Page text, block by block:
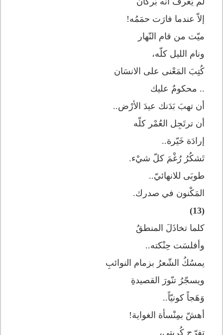
إلاّ عندما فارَت حمَمُه!
ميّت من قام النّهار
ونام الليل كلّه،
كُتِبَ المَعْنى على الانسَان
.. محكومٌ عليك
أن تهبَ بَدَنك عيدَ الأرْض..
أن ترتَجِل العُمْر كلّه
إرادَة خَيّرة..
تَشكُرُ رُغْمَ كلّ شيْء.
طوبَى للانهائيّ..
المَكْنون في صدرك.
(13)
كلما تخاذَلَ المنطقُ
وأفلسَت حِنْكته..
يمسُكُ الشّعرُ بزمام النوائبِ
ويسجّرُ تنّورَ القصيدةِ
وَهَجاً كونيّاً..
أهشّ بمِنْسأة الغواية!
تفرّج كُربتي،